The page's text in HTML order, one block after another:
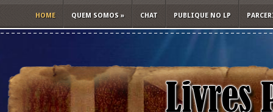
HOME QUEM SOMOS » CHAT PUBLIQUE NO LP